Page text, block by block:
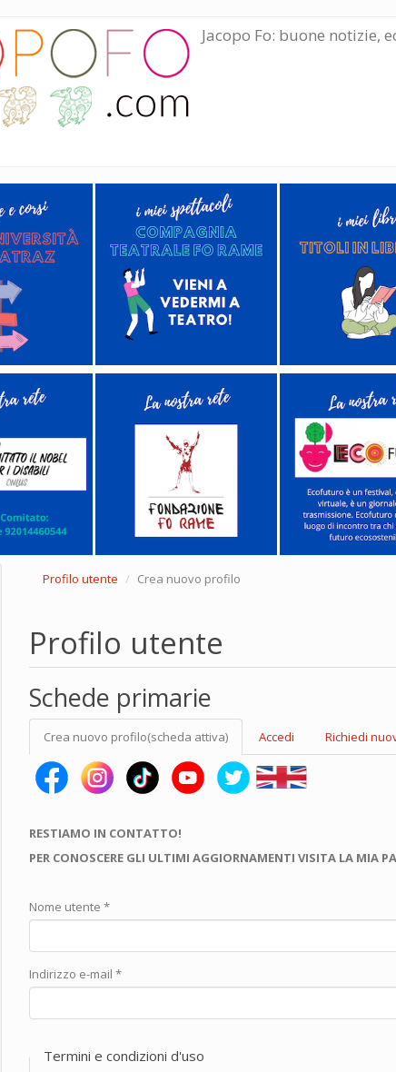
Jacopo Fo: buone
Profilo utente Crea nuovo profilo
Profilo utente
Schede primarie
Crea nuovo profilo(scheda attiva) Accedi Richiedi
RESTIAMO IN CONTATTO!
PER CONOSCERE GLI ULTIMI AGGIORNAMENTI VISITA LA MIA
Nome utente *
Indirizzo e-mail *
Termini e condizioni d'uso